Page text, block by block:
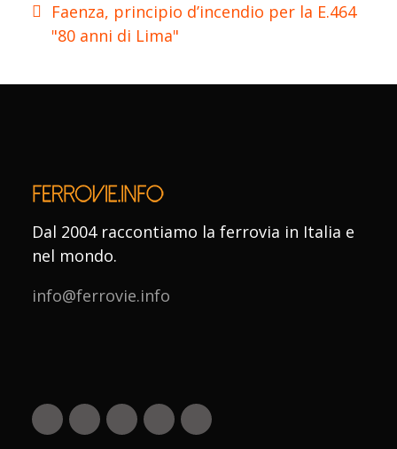
Faenza, principio d’incendio per la E.464
"80 anni di Lima"
Dal 2004 raccontiamo la ferrovia in Italia e
nel mondo.
info@ferrovie.info